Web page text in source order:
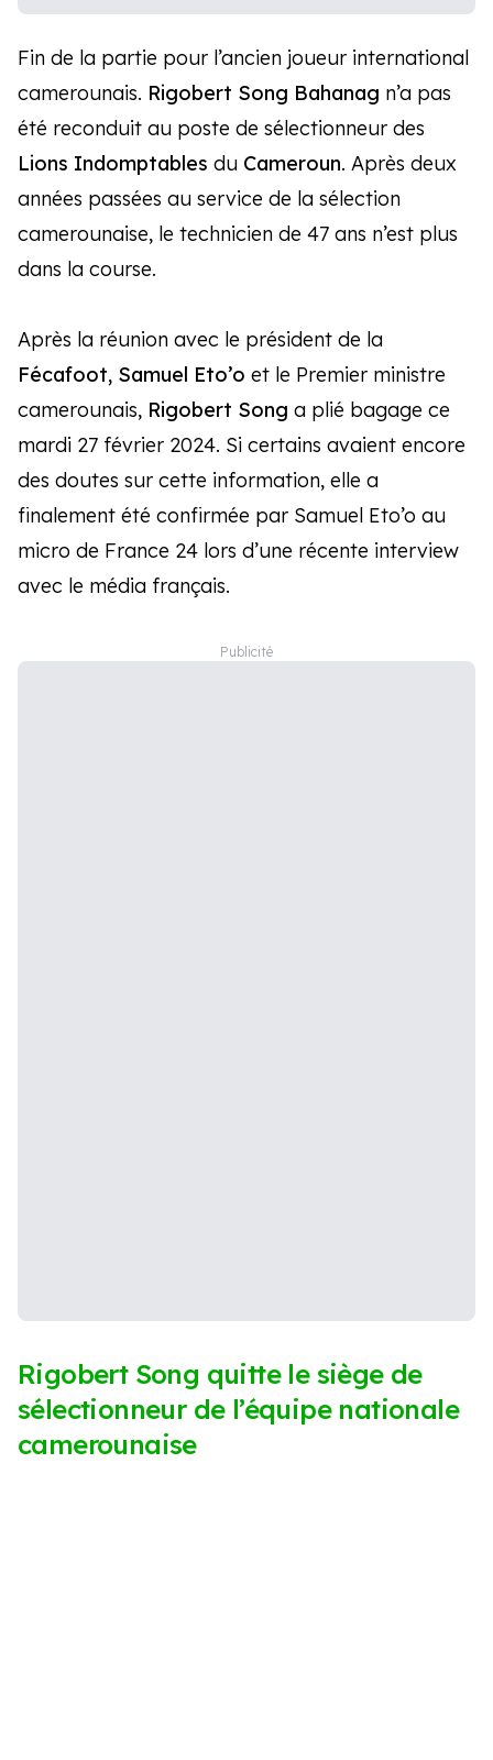
Fin de la partie pour l’ancien joueur international
camerounais. Rigobert Song Bahanag n’a pas
été reconduit au poste de sélectionneur des
Lions Indomptables du Cameroun. Après deux
années passées au service de la sélection
camerounaise, le technicien de 47 ans n’est plus
dans la course.
Après la réunion avec le président de la
Fécafoot, Samuel Eto’o et le Premier ministre
camerounais, Rigobert Song a plié bagage ce
mardi 27 février 2024. Si certains avaient encore
des doutes sur cette information, elle a
finalement été confirmée par Samuel Eto’o au
micro de France 24 lors d’une récente interview
avec le média français.
Rigobert Song quitte le siège de
sélectionneur de l’équipe nationale
camerounaise